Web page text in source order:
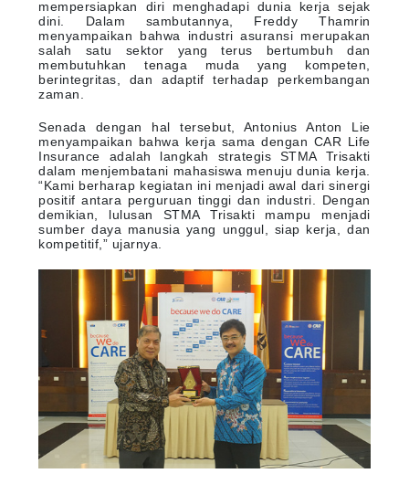
mempersiapkan diri menghadapi dunia kerja sejak
dini. Dalam sambutannya, Freddy Thamrin
menyampaikan bahwa industri asuransi merupakan
salah satu sektor yang terus bertumbuh dan
membutuhkan tenaga muda yang kompeten,
berintegritas, dan adaptif terhadap perkembangan
zaman.
Senada dengan hal tersebut, Antonius Anton Lie
menyampaikan bahwa kerja sama dengan CAR Life
Insurance adalah langkah strategis STMA Trisakti
dalam menjembatani mahasiswa menuju dunia kerja.
“Kami berharap kegiatan ini menjadi awal dari sinergi
positif antara perguruan tinggi dan industri. Dengan
demikian, lulusan STMA Trisakti mampu menjadi
sumber daya manusia yang unggul, siap kerja, dan
kompetitif,” ujarnya.